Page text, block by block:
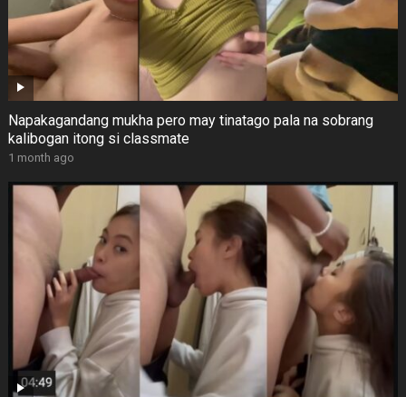
Napakagandang mukha pero may tinatago pala na sobrang
kalibogan itong si classmate
1 month ago